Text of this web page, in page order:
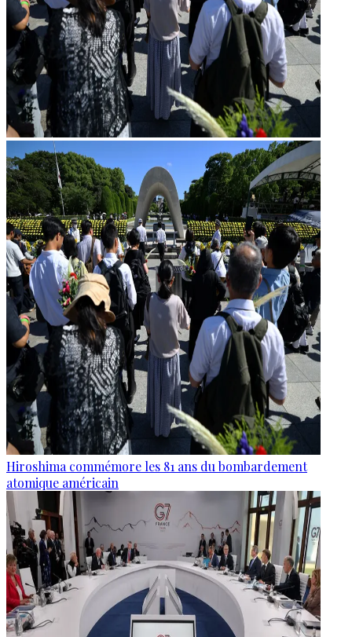
Hiroshima commémore les 81 ans du bombardement
atomique américain